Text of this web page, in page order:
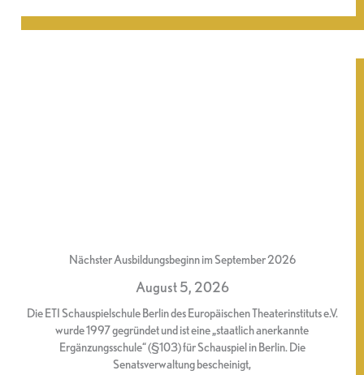
Nächster Ausbildungsbeginn im September 2026
August 5, 2026
Die ETI Schauspielschule Berlin des Europäischen Theaterinstituts e.V.
wurde 1997 gegründet und ist eine „staatlich anerkannte
Ergänzungsschule“ (§103) für Schauspiel in Berlin. Die
Senatsverwaltung bescheinigt,